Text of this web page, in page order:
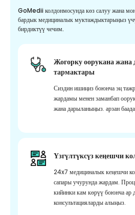
GoMedii колдонмосунда көз салуу жана
бардык медициналык муктаждыктарыңыз
бирдиктүү чечим.
Жогорку оорукана жана
тармактары
Сиздин ишиңиз боюнча эң
жардамы менен заманбап
жана дарыланыңыз. арзан
Үзгүлтүксүз кеңешчи
24x7 медициналык кеңешчи
сапары учурунда жардам.
кийинки кам көрүү боюнча ар
консультацияларды алыңыз.